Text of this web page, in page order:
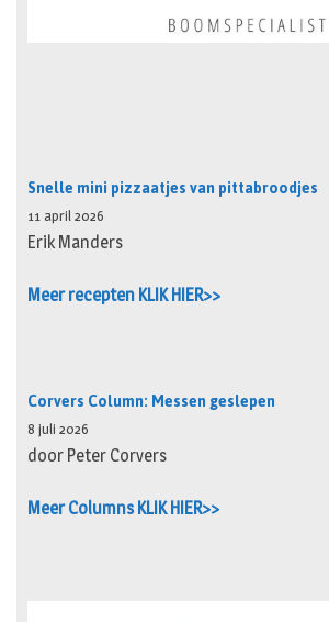
Snelle mini pizzaatjes van pittabroodjes
11 april 2026
Erik Manders
Meer recepten KLIK HIER>>
Corvers Column: Messen geslepen
8 juli 2026
door Peter Corvers
Meer Columns KLIK HIER>>